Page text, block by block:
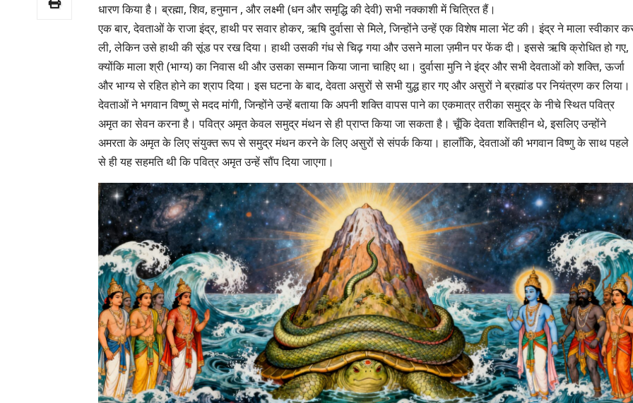
धारण किया है। ब्रह्मा, शिव, हनुमान , और लक्ष्मी (धन और समृद्धि की देवी) सभी नक्काशी में चित्रित हैं।
एक बार, देवताओं के राजा इंद्र, हाथी पर सवार होकर, ऋषि दुर्वासा से मिले, जिन्होंने उन्हें एक विशेष माला भेंट की। इंद्र ने माला स्वीकार
ली, लेकिन उसे हाथी की सूंड पर रख दिया। हाथी उसकी गंध से चिढ़ गया और उसने माला ज़मीन पर फेंक दी। इससे ऋषि क्रोधित हो गए,
क्योंकि माला श्री (भाग्य) का निवास थी और उसका सम्मान किया जाना चाहिए था। दुर्वासा मुनि ने इंद्र और सभी देवताओं को शक्ति, ऊर्जा
और भाग्य से रहित होने का श्राप दिया। इस घटना के बाद, देवता असुरों से सभी युद्ध हार गए और असुरों ने ब्रह्मांड पर नियंत्रण कर लिया।
देवताओं ने भगवान विष्णु से मदद मांगी, जिन्होंने उन्हें बताया कि अपनी शक्ति वापस पाने का एकमात्र तरीका समुद्र के नीचे स्थित पवित्र
अमृत का सेवन करना है। पवित्र अमृत केवल समुद्र मंथन से ही प्राप्त किया जा सकता है। चूँकि देवता शक्तिहीन थे, इसलिए उन्होंने
अमरता के अमृत के लिए संयुक्त रूप से समुद्र मंथन करने के लिए असुरों से संपर्क किया। हालाँकि, देवताओं की भगवान विष्णु के साथ पहले
से ही यह सहमति थी कि पवित्र अमृत उन्हें सौंप दिया जाएगा।